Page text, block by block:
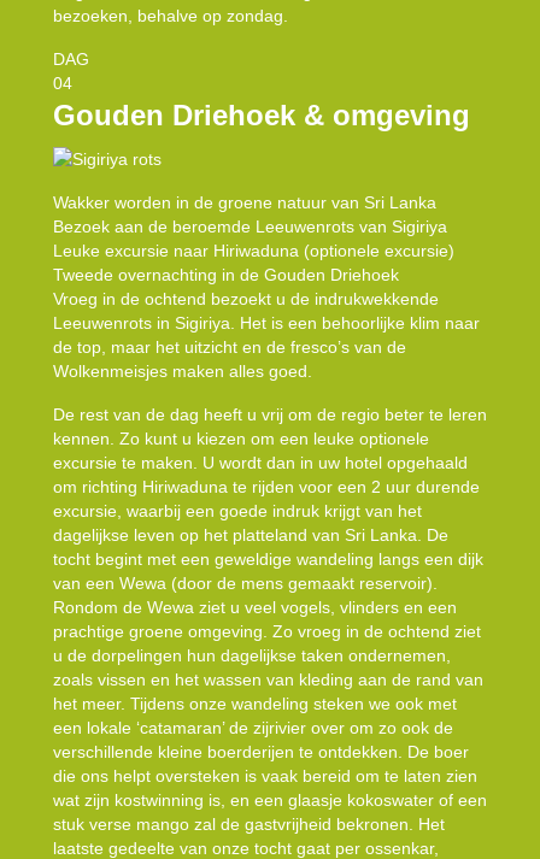
bezoeken, behalve op zondag.
DAG
04
Gouden Driehoek & omgeving
Wakker worden in de groene natuur van Sri Lanka
Bezoek aan de beroemde Leeuwenrots van Sigiriya
Leuke excursie naar Hiriwaduna (optionele excursie)
Tweede overnachting in de Gouden Driehoek
Vroeg in de ochtend bezoekt u de indrukwekkende
Leeuwenrots in Sigiriya. Het is een behoorlijke klim naar
de top, maar het uitzicht en de fresco’s van de
Wolkenmeisjes maken alles goed.
De rest van de dag heeft u vrij om de regio beter te leren
kennen. Zo kunt u kiezen om een leuke optionele
excursie te maken. U wordt dan in uw hotel opgehaald
om richting Hiriwaduna te rijden voor een 2 uur durende
excursie, waarbij een goede indruk krijgt van het
dagelijkse leven op het platteland van Sri Lanka. De
tocht begint met een geweldige wandeling langs een dijk
van een Wewa (door de mens gemaakt reservoir).
Rondom de Wewa ziet u veel vogels, vlinders en een
prachtige groene omgeving. Zo vroeg in de ochtend ziet
u de dorpelingen hun dagelijkse taken ondernemen,
zoals vissen en het wassen van kleding aan de rand van
het meer. Tijdens onze wandeling steken we ook met
een lokale ‘catamaran’ de zijrivier over om zo ook de
verschillende kleine boerderijen te ontdekken. De boer
die ons helpt oversteken is vaak bereid om te laten zien
wat zijn kostwinning is, en een glaasje kokoswater of een
stuk verse mango zal de gastvrijheid bekronen. Het
laatste gedeelte van onze tocht gaat per ossenkar,